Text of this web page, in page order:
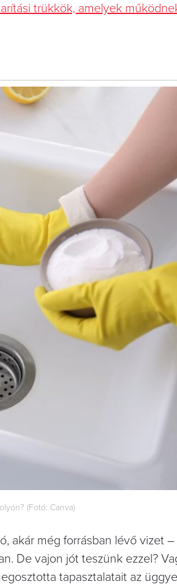
trükkök, amelyek
(Fotó: Canva)
akár még forrásban lévő vizet
De vajon jót teszünk ezzel?
tapasztalatait az